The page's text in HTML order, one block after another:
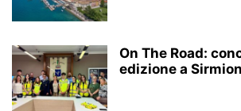
On The Road:
edizione a